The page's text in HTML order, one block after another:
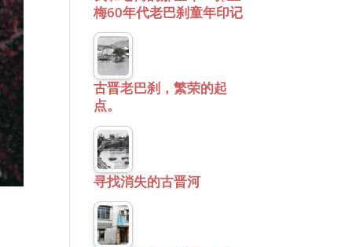
梅60年代老巴刹童年印记
古晋老巴刹，繁荣的起
点。
寻找消失的古晋河